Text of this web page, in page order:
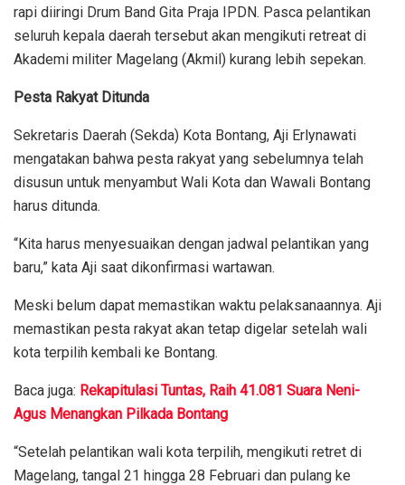
rapi diiringi Drum Band Gita Praja IPDN. Pasca pelantikan
seluruh kepala daerah tersebut akan mengikuti retreat di
Akademi militer Magelang (Akmil) kurang lebih sepekan.
Pesta Rakyat Ditunda
Sekretaris Daerah (Sekda) Kota Bontang, Aji Erlynawati
mengatakan bahwa pesta rakyat yang sebelumnya telah
disusun untuk menyambut Wali Kota dan Wawali Bontang
harus ditunda.
“Kita harus menyesuaikan dengan jadwal pelantikan yang
baru,” kata Aji saat dikonfirmasi wartawan.
Meski belum dapat memastikan waktu pelaksanaannya. Aji
memastikan pesta rakyat akan tetap digelar setelah wali
kota terpilih kembali ke Bontang.
Baca juga: Rekapitulasi Tuntas, Raih 41.081 Suara Neni-
Agus Menangkan Pilkada Bontang
“Setelah pelantikan wali kota terpilih, mengikuti retret di
Magelang, tangal 21 hingga 28 Februari dan pulang ke